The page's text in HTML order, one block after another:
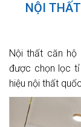
NỘI
Nội thất căn hộ
được chọn lọc
hiệu nội thất